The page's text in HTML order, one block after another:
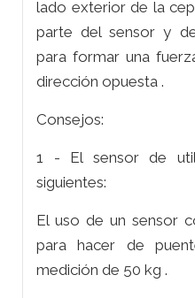
lado exterior de la
parte del sensor y
para formar una
dirección opuesta .
Consejos:
1 - El sensor de
siguientes:
El uso de un sensor
para hacer de
medición de 50 kg .